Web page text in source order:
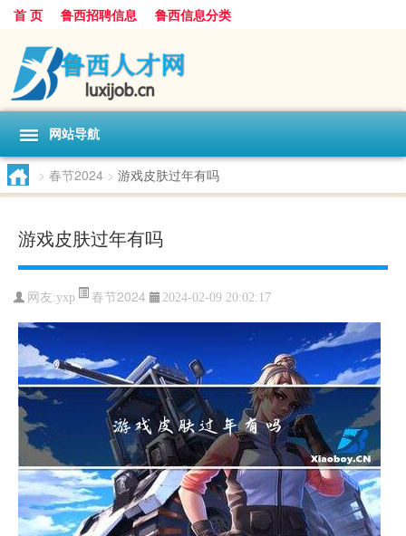
首 页 鲁西招聘信息 鲁西信息分类
网站导航
> 春节2024 > 游戏皮肤过年有吗
游戏皮肤过年有吗
网友:yxp 春节2024 2024-02-09 20:02:17